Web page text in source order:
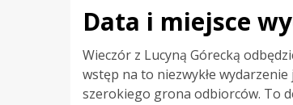
Data i miejsce
Wieczór z Lucyną Górecką
wstęp na to niezwykłe wydarzenie
szerokiego grona odbiorców. To